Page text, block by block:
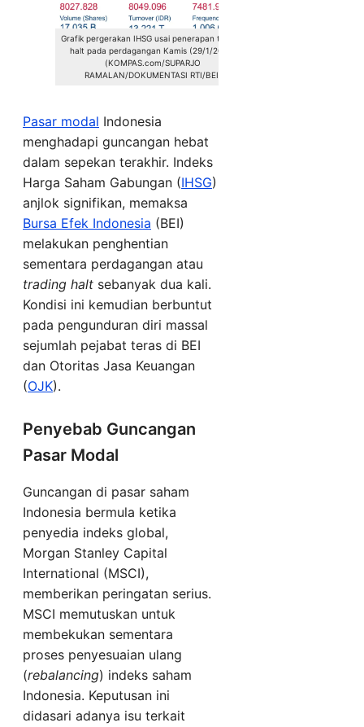
Grafik pergerakan IHSG usai penerapan trading
halt pada perdagangan Kamis (29/1/2026)
(KOMPAS.com/SUPARJO
RAMALAN/DOKUMENTASI RTI/BEI)
Pasar modal Indonesia
menghadapi guncangan hebat
dalam sepekan terakhir. Indeks
Harga Saham Gabungan (IHSG)
anjlok signifikan, memaksa
Bursa Efek Indonesia (BEI)
melakukan penghentian
sementara perdagangan atau
trading halt sebanyak dua kali.
Kondisi ini kemudian berbuntut
pada pengunduran diri massal
sejumlah pejabat teras di BEI
dan Otoritas Jasa Keuangan
(OJK).
Penyebab Guncangan
Pasar Modal
Guncangan di pasar saham
Indonesia bermula ketika
penyedia indeks global,
Morgan Stanley Capital
International (MSCI),
memberikan peringatan serius.
MSCI memutuskan untuk
membekukan sementara
proses penyesuaian ulang
(rebalancing) indeks saham
Indonesia. Keputusan ini
didasari adanya isu terkait